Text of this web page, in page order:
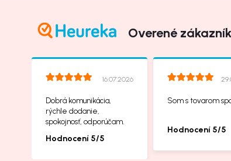
Overené
16.07.2026
Dobrá komunikácia,
rýchle dodanie,
spokojnosť, odporúčam.
Hodnocení 5/5
Som s tovarom
Hodnocení 5/5